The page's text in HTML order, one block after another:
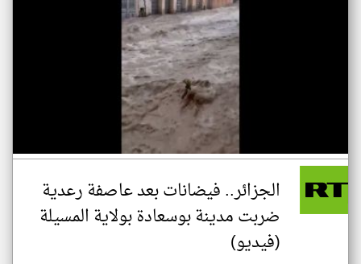
الجزائر.. فيضانات بعد عاصفة رعدية
ضربت مدينة بوسعادة بولاية المسيلة
(فيديو)